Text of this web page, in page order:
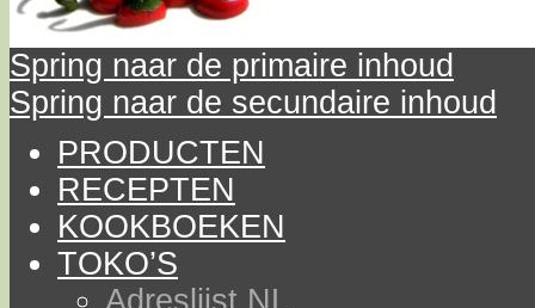
Spring naar de primaire inhoud
Spring naar de secundaire inhoud
PRODUCTEN
RECEPTEN
KOOKBOEKEN
TOKO’S
Adreslijst NL